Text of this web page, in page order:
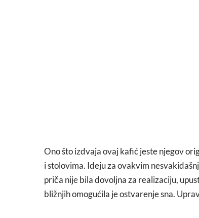
Ono što izdvaja ovaj kafić jeste njegov
i stolovima. Ideju za ovakvim
priča nije bila dovoljna za realizaciju,
bližnjih omogućila je ostvarenje sna.